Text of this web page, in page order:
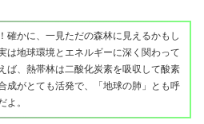
確かに、一見ただの森林に見えるかもし
は地球環境とエネルギーに深く関わって
ば、熱帯林は二酸化炭素を吸収して酸素
成がとても活発で、「地球の肺」とも呼
よ。